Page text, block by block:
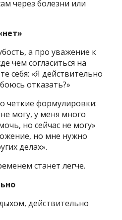
через болезни или
а про уважение к
чем согласиться на
себя: «Я действительно
отказать?»
четкие формулировки:
могу, у меня много
но сейчас не могу»
но мне нужно
делах».
станет легче.
действительно